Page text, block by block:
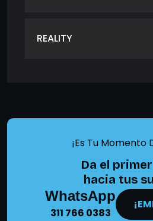
REALITY
¡Es Tu Momento
Da el
hacia tus
WhatsApp
311 766 0383